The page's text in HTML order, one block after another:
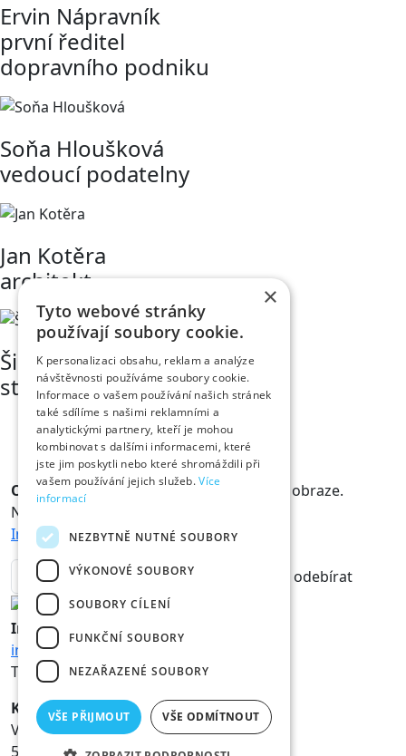
Ervin Nápravník
první ředitel
dopravního podniku
Soňa Hloušková
vedoucí podatelny
Jan Kotěra
architekt
Šimon Chvátil
student medicíny
Odběr novinekKrálové a Královny jsou v obraze.
Novinky vám rádi doručíme na mail.
Informace o zpracování osobních údajů
odebírat
Informace
info@hk800.cz
T:
+420 734 561 247
Kancelář oslav
Velké náměstí 1/3
500 03 Hradec Králové
×
Tyto webové stránky
používají soubory cookie.
K personalizaci obsahu, reklam a analýze
návštěvnosti používáme soubory cookie.
Informace o vašem používání našich stránek
také sdílíme s našimi reklamními a
analytickými partnery, kteří je mohou
kombinovat s dalšími informacemi, které
jste jim poskytli nebo které shromáždili při
vašem používání jejich služeb.Více
informací
NEZBYTNĚ NUTNÉ SOUBORY
VÝKONOVÉ SOUBORY
SOUBORY CÍLENÍ
FUNKČNÍ SOUBORY
NEZAŘAZENÉ SOUBORY
VŠE PŘIJMOUT VŠE ODMÍTNOUT